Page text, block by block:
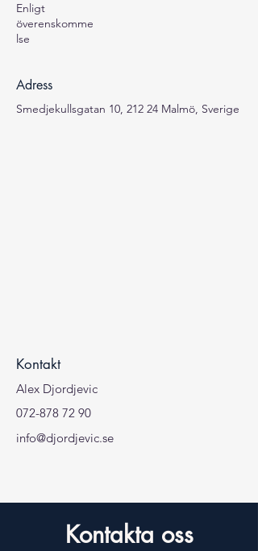
Enligt
överenskomme
lse
Adress
Smedjekullsgatan 10, 212 24 Malmö, Sverige
Kontakt
Alex Djordjevic
072-878 72 90
info@djordjevic.se
Kontakta oss